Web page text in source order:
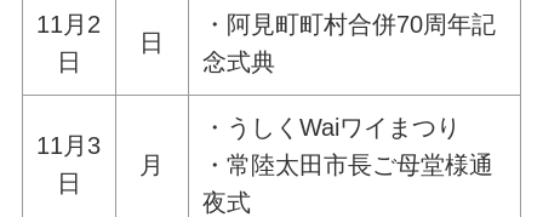
11月2
日
日
・阿見町町村合併70周年記
念式典
11月3
日
月
・うしくWaiワイまつり
・常陸太田市長ご母堂様通
夜式